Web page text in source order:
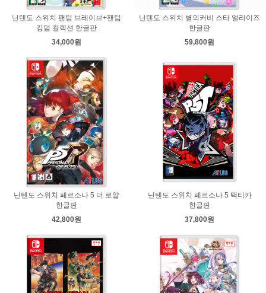
닌텐도 스위치 팬텀 브레이브+팬텀
킹덤 컬렉션 한글판
34,000원
닌텐도 스위치 별의커비 스타 얼라이즈
한글판
59,800원
닌텐도 스위치 페르소나 5 더 로얄
한글판
42,800원
닌텐도 스위치 페르소나 5 택티카
한글판
37,800원